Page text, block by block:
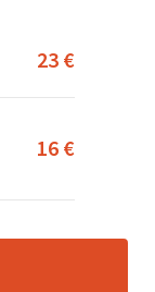
23 €
16 €